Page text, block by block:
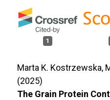
1
Marta K. Kostrzewska,
(2025)
The Grain Protein